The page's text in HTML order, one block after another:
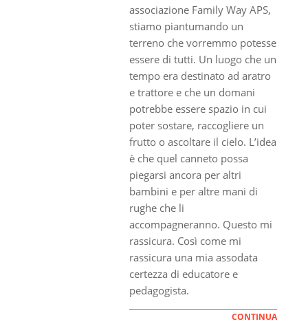
associazione Family Way APS,
stiamo piantumando un
terreno che vorremmo potesse
essere di tutti. Un luogo che un
tempo era destinato ad aratro
e trattore e che un domani
potrebbe essere spazio in cui
poter sostare, raccogliere un
frutto o ascoltare il cielo. L’idea
è che quel canneto possa
piegarsi ancora per altri
bambini e per altre mani di
rughe che li
accompagneranno. Questo mi
rassicura. Così come mi
rassicura una mia assodata
certezza di educatore e
pedagogista.
CONTINUA